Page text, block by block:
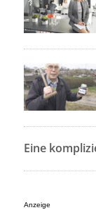
Eine
Anzeige